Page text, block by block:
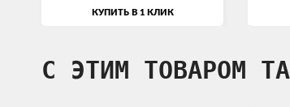
КУПИТЬ В 1 КЛИК
С ЭТИМ ТОВАРОМ